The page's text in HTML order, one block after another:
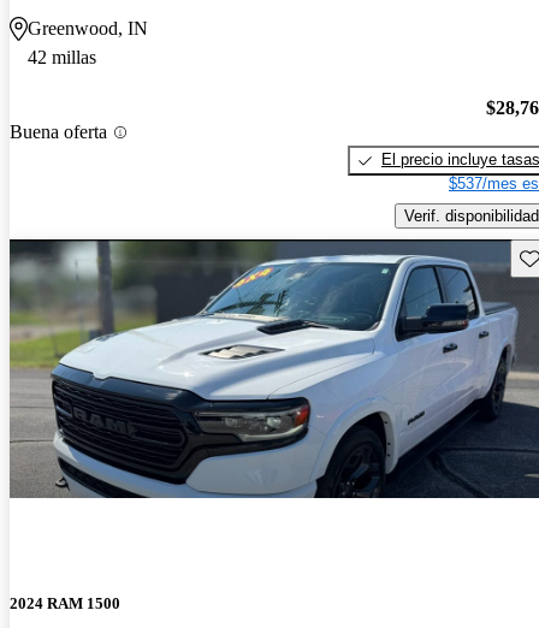
Greenwood, IN
42 millas
Buena oferta
El precio incluye tasas
$537/mes
Verif. disponibilidad
2024 RAM 1500